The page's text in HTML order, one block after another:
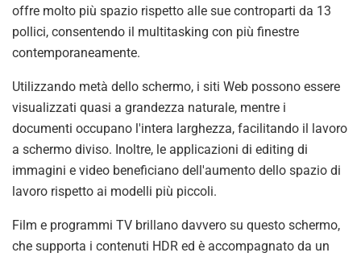
offre molto più spazio rispetto alle sue controparti da 13
pollici, consentendo il multitasking con più finestre
contemporaneamente.
Utilizzando metà dello schermo, i siti Web possono essere
visualizzati quasi a grandezza naturale, mentre i
documenti occupano l'intera larghezza, facilitando il lavoro
a schermo diviso. Inoltre, le applicazioni di editing di
immagini e video beneficiano dell'aumento dello spazio di
lavoro rispetto ai modelli più piccoli.
Film e programmi TV brillano davvero su questo schermo,
che supporta i contenuti HDR ed è accompagnato da un